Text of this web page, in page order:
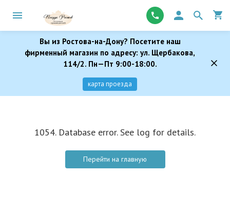
Вы из Ростова-на-Дону? Посетите наш
фирменный магазин по адресу: ул. Щербакова,
114/2. Пн—Пт 9:00-18:00.
карта проезда
1054. Database error. See log for details.
Перейти на главную